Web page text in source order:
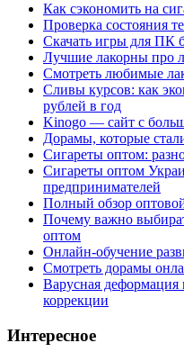
Как сэкономить на
Проверка состояния
Скачать игры для ПК
Лучшие лакорны про
Смотреть любимые
Сливы курсов: как
рублей в год
Kinogo — сайт с
Дорамы, которые
Сигареты оптом:
Сигареты оптом
предпринимателей
Полный обзор
Почему важно
оптом
Онлайн-обучение
Смотреть дорамы
Варусная
коррекции
Интересное